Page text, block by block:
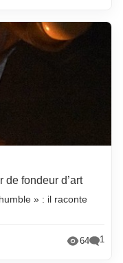
de fondeur d’art
» : il raconte
64 1